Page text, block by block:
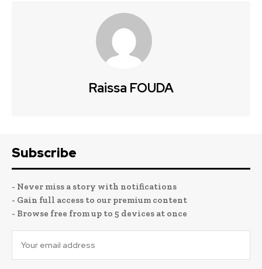
Raissa FOUDA
Subscribe
- Never miss a story with notifications
- Gain full access to our premium content
- Browse free from up to 5 devices at once